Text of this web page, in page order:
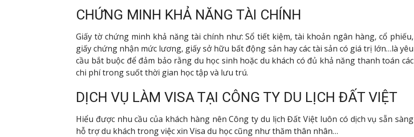
CHỨNG MINH KHẢ NĂNG TÀI CHÍNH
Giấy tờ chứng minh khả năng tài chính như: Sổ tiết kiệm, tài khoản ngân hàng, cổ phiếu,
giấy chứng nhận mức lương, giấy sở hữu bất động sản hay các tài sản có giá trị lớn…là yêu
cầu bắt buộc để đảm bảo rằng du học sinh hoặc du khách có đủ khả năng thanh toán các
chi phí trong suốt thời gian học tập và lưu trú.
DỊCH VỤ LÀM VISA TẠI CÔNG TY DU LỊCH ĐẤT VIỆT
Hiểu được nhu cầu của khách hàng nên Công ty du lịch Đất Việt luôn có dịch vụ sẵn sàng
hỗ trợ du khách trong việc xin Visa du học cũng như thăm thân nhân…